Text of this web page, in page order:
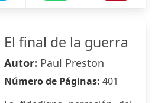
El final de la guerra
Autor: Paul Preston
Número de Páginas: 401